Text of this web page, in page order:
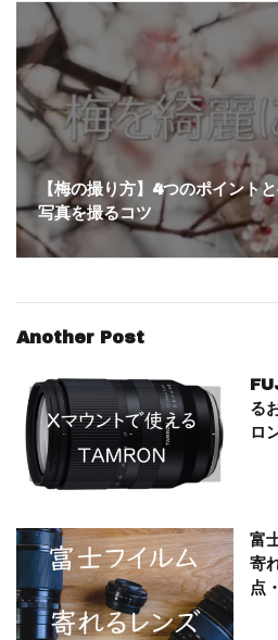
【梅の撮り方】4つのポイント
写真を撮るコツ
Another Post
る
ロ
富
寄
点